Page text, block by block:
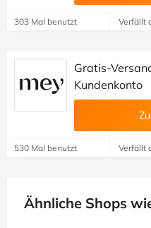
303 Mal benutzt Verfällt
Gratis-
Kundenkonto
530 Mal benutzt Verfällt
Ähnliche Shops